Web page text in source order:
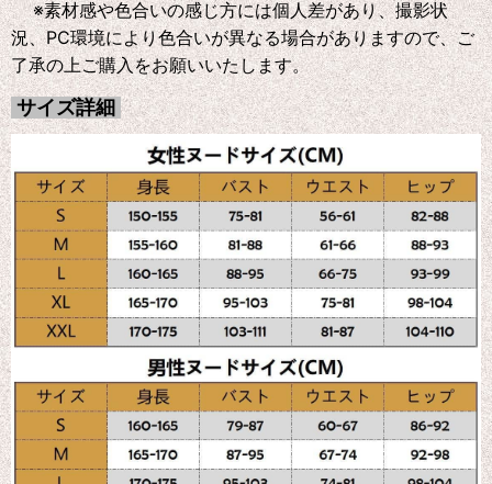
※素材感や色合いの感じ方には個人差があり、撮影状
況、PC環境により色合いが異なる場合がありますので、ご
了承の上ご購入をお願いいたします。
サイズ詳細